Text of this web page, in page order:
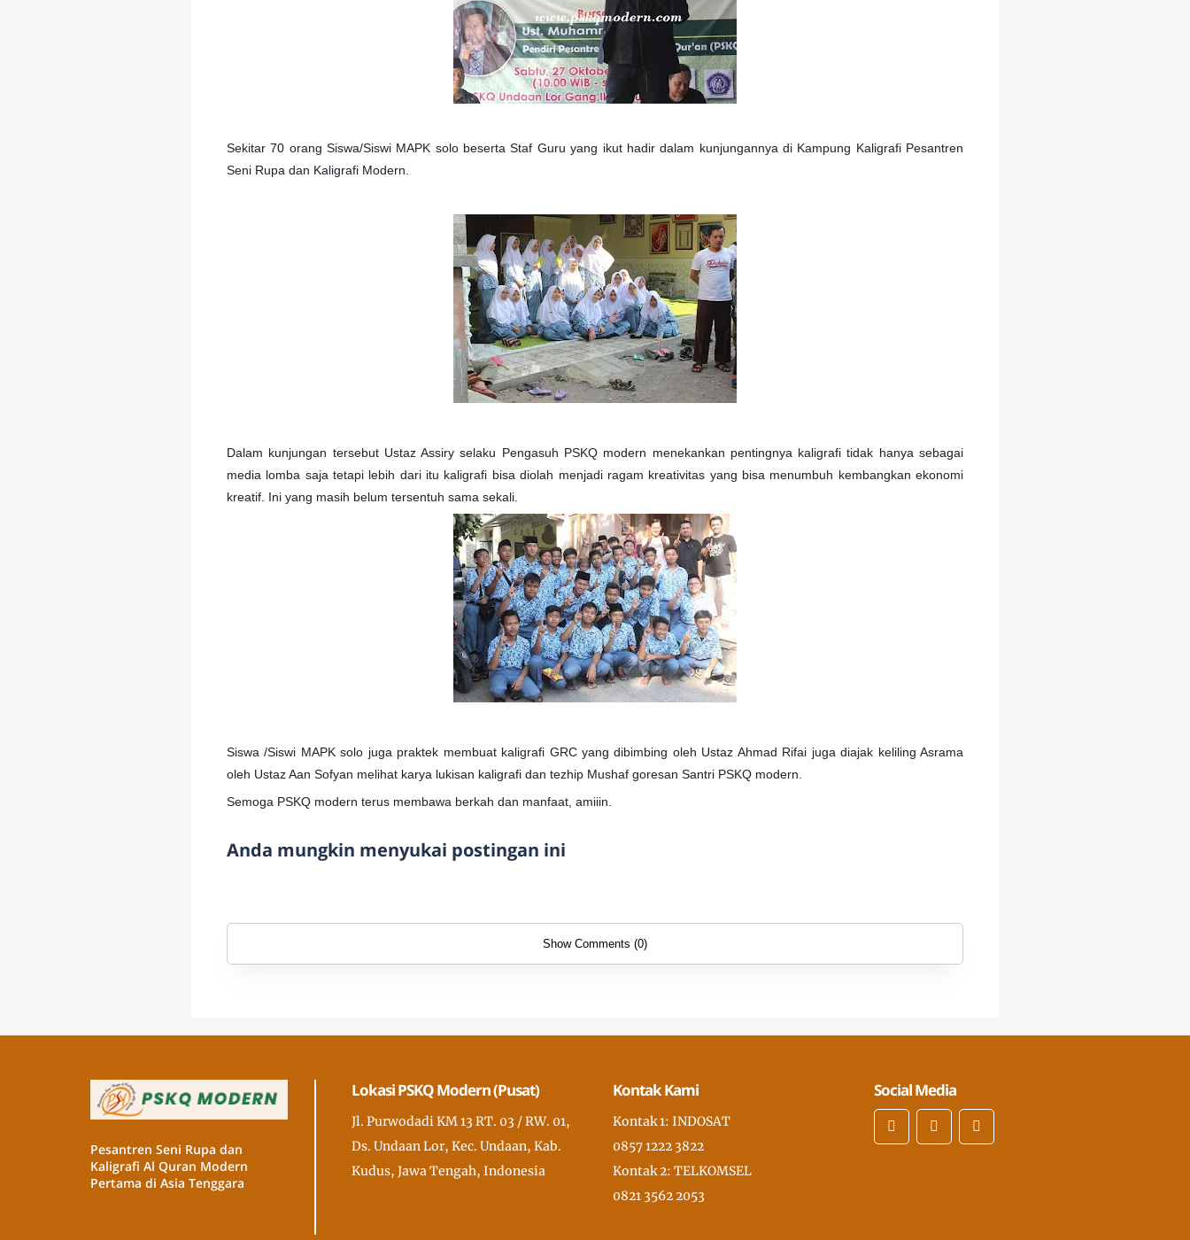
Sekitar 70 orang Siswa/Siswi MAPK solo beserta Staf Guru yang ikut hadir dalam kunjungannya di Kampung Kaligrafi Pesantren
Seni Rupa dan Kaligrafi Modern.
Dalam kunjungan tersebut Ustaz Assiry selaku Pengasuh PSKQ modern menekankan pentingnya kaligrafi tidak hanya sebagai
media lomba saja tetapi lebih dari itu kaligrafi bisa diolah menjadi ragam kreativitas yang bisa menumbuh kembangkan ekonomi
kreatif. Ini yang masih belum tersentuh sama sekali.
Siswa /Siswi MAPK solo juga praktek membuat kaligrafi GRC yang dibimbing oleh Ustaz Ahmad Rifai juga diajak keliling Asrama
oleh Ustaz Aan Sofyan melihat karya lukisan kaligrafi dan tezhip Mushaf goresan Santri PSKQ modern.
Semoga PSKQ modern terus membawa berkah dan manfaat, amiiin.
Anda mungkin menyukai postingan ini
Show Comments (0)
Pesantren Seni Rupa dan
Kaligrafi Al Quran Modern
Pertama di Asia Tenggara
Lokasi PSKQ Modern (Pusat)
Jl. Purwodadi KM 13 RT. 03 / RW. 01,
Ds. Undaan Lor, Kec. Undaan, Kab.
Kudus, Jawa Tengah, Indonesia
Kontak Kami
Kontak 1: INDOSAT
0857 1222 3822
Kontak 2: TELKOMSEL
0821 3562 2053
Social Media